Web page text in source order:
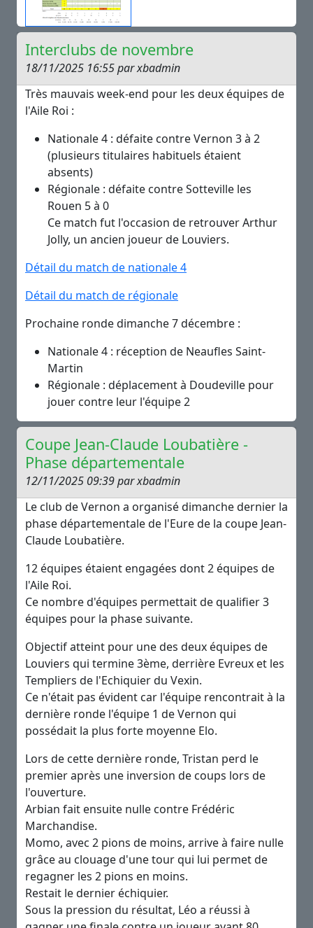
Interclubs de novembre
18/11/2025 16:55 par xbadmin
Très mauvais week-end pour les deux équipes de
l'Aile Roi :
Nationale 4 : défaite contre Vernon 3 à 2
(plusieurs titulaires habituels étaient
absents)
Régionale : défaite contre Sotteville les
Rouen 5 à 0
Ce match fut l'occasion de retrouver Arthur
Jolly, un ancien joueur de Louviers.
Détail du match de nationale 4
Détail du match de régionale
Prochaine ronde dimanche 7 décembre :
Nationale 4 : réception de Neaufles Saint-
Martin
Régionale : déplacement à Doudeville pour
jouer contre leur l'équipe 2
Coupe Jean-Claude Loubatière -
Phase départementale
12/11/2025 09:39 par xbadmin
Le club de Vernon a organisé dimanche dernier la
phase départementale de l'Eure de la coupe Jean-
Claude Loubatière.
12 équipes étaient engagées dont 2 équipes de
l'Aile Roi.
Ce nombre d'équipes permettait de qualifier 3
équipes pour la phase suivante.
Objectif atteint pour une des deux équipes de
Louviers qui termine 3ème, derrière Evreux et les
Templiers de l'Echiquier du Vexin.
Ce n'était pas évident car l'équipe rencontrait à la
dernière ronde l'équipe 1 de Vernon qui
possédait la plus forte moyenne Elo.
Lors de cette dernière ronde, Tristan perd le
premier après une inversion de coups lors de
l'ouverture.
Arbian fait ensuite nulle contre Frédéric
Marchandise.
Momo, avec 2 pions de moins, arrive à faire nulle
grâce au clouage d'une tour qui lui permet de
regagner les 2 pions en moins.
Restait le dernier échiquier.
Sous la pression du résultat, Léo a réussi à